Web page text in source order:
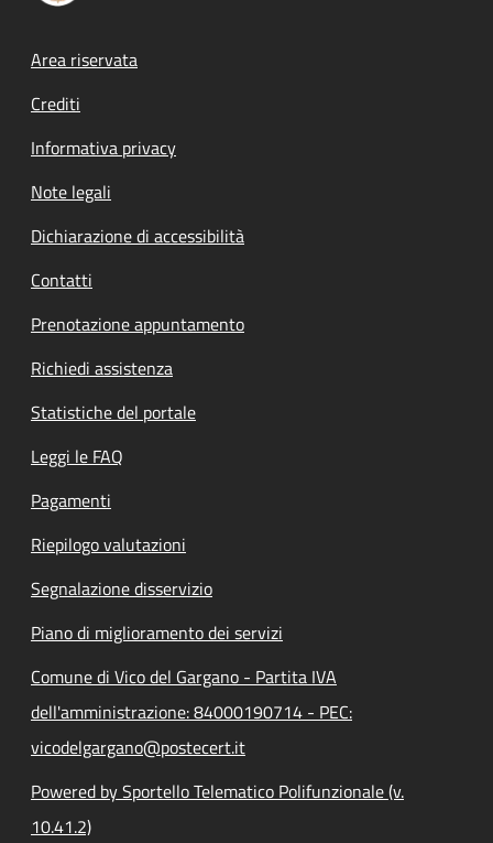
Footer menu
Area riservata
Crediti
Informativa privacy
Note legali
Dichiarazione di accessibilità
Contatti
Prenotazione appuntamento
Richiedi assistenza
Statistiche del portale
Leggi le FAQ
Pagamenti
Riepilogo valutazioni
Segnalazione disservizio
Piano di miglioramento dei servizi
Comune di Vico del Gargano - Partita IVA
dell'amministrazione: 84000190714 - PEC:
vicodelgargano@postecert.it
Powered by Sportello Telematico Polifunzionale (v.
10.41.2)